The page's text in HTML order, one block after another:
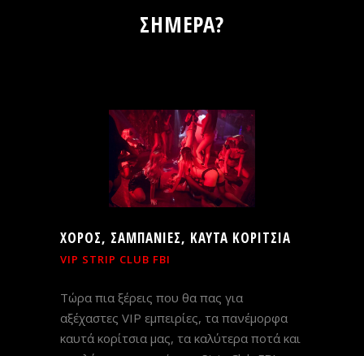
ΣΗΜΕΡΑ?
ΧΟΡΟΣ, ΣΑΜΠΑΝΙΕΣ, ΚΑΥΤΑ ΚΟΡΙΤΣΙΑ
VIP STRIP CLUB FBI
Τώρα πια ξέρεις που θα πας για
αξέχαστες VIP εμπειρίες, τα πανέμορφα
καυτά κορίτσια μας, τα καλύτερα ποτά και